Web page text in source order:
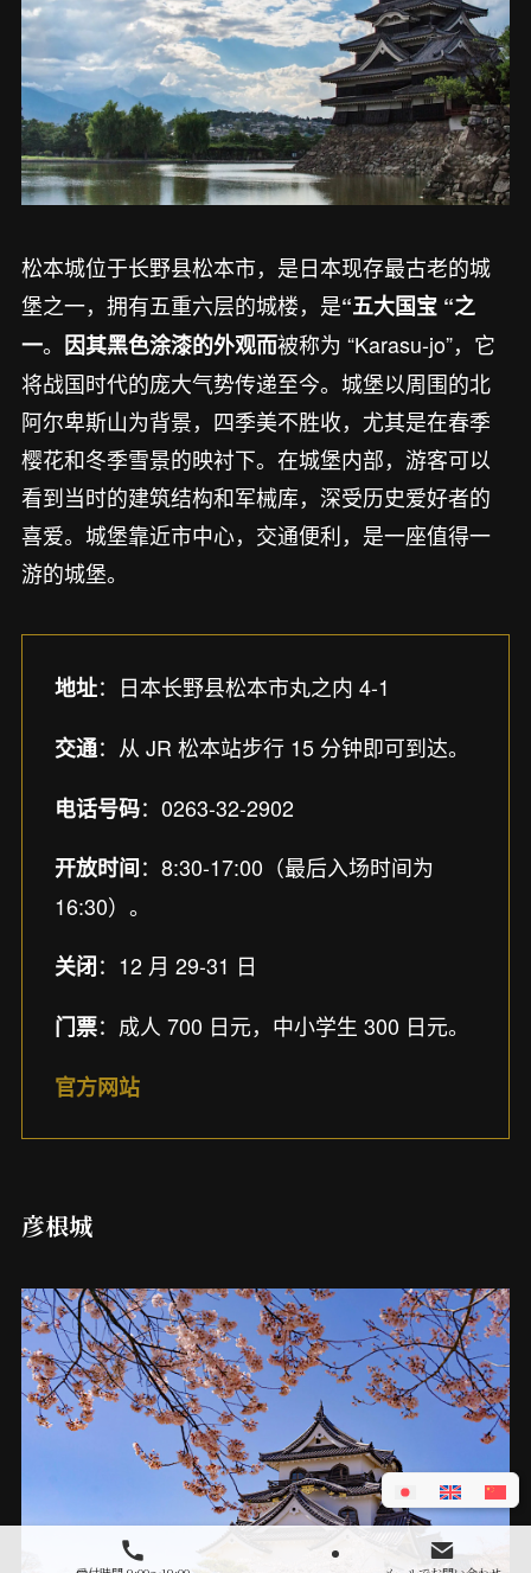
松本城位于长野县松本市，是日本现存最古老的城
堡之一，拥有五重六层的城楼，是“五大国宝 “之
一。 因其黑色涂漆的外观而被称为 “Karasu-jo”，它
将战国时代的庞大气势传递至今。城堡以周围的北
阿尔卑斯山为背景，四季美不胜收，尤其是在春季
樱花和冬季雪景的映衬下。在城堡内部，游客可以
看到当时的建筑结构和军械库，深受历史爱好者的
喜爱。城堡靠近市中心，交通便利，是一座值得一
游的城堡。
地址：日本长野县松本市丸之内 4-1
交通：从 JR 松本站步行 15 分钟即可到达。
电话号码：0263-32-2902
开放时间：8:30-17:00（最后入场时间为
16:30）。
关闭：12 月 29-31 日
门票：成人 700 日元，中小学生 300 日元。
官方网站
彦根城